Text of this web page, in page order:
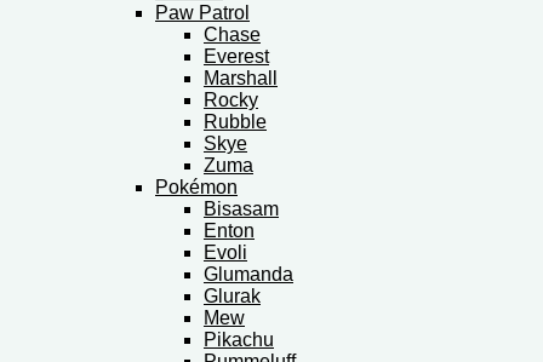
Paw Patrol
Chase
Everest
Marshall
Rocky
Rubble
Skye
Zuma
Pokémon
Bisasam
Enton
Evoli
Glumanda
Glurak
Mew
Pikachu